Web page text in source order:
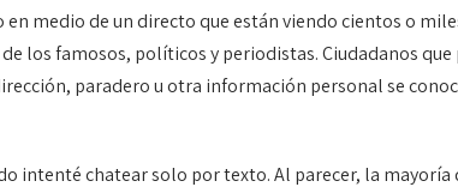
medio de un directo que están viendo cientos o
los famosos, políticos y periodistas. Ciudadanos
paradero u otra información personal se
intenté chatear solo por texto. Al parecer, la